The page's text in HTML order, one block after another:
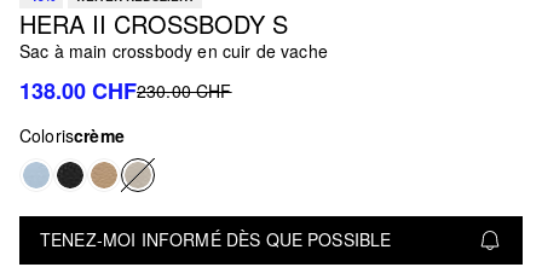
HERA II CROSSBODY S
Sac à main crossbody en cuir de vache
138.00 CHF230.00 CHF
Coloriscrème
TENEZ-MOI INFORMÉ DÈS QUE POSSIBLE